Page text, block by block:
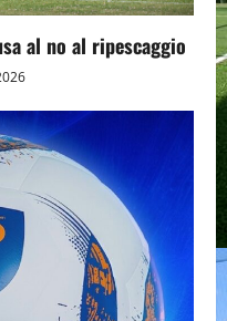
al no al ripescaggio